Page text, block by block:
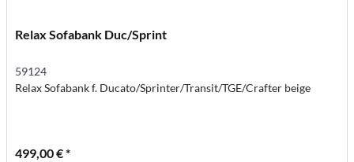
Relax Sofabank Duc/Sprint
59124
Relax Sofabank f. Ducato/Sprinter/Transit/TGE/Crafter beige
499,00 € *